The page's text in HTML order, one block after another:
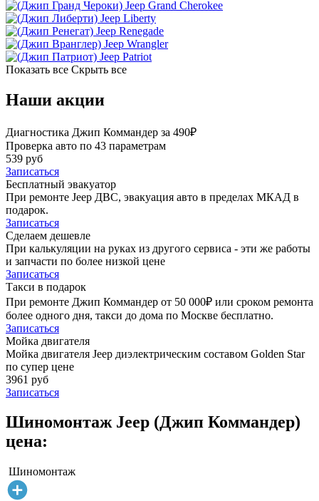
Jeep Grand Cherokee
Jeep Liberty
Jeep Renegade
Jeep Wrangler
Jeep Patriot
Показать все Скрыть все
Наши акции
Диагностика Джип Коммандер за 490₽
Проверка авто по 43 параметрам
539 руб
Записаться
Бесплатный эвакуатор
При ремонте Jeep ДВС, эвакуация авто в пределах МКАД в
подарок.
Записаться
Сделаем дешевле
При калькуляции на руках из другого сервиса - эти же работы
и запчасти по более низкой цене
Записаться
Такси в подарок
При ремонте Джип Коммандер от 50 000₽ или сроком ремонта
более одного дня, такси до дома по Москве бесплатно.
Записаться
Мойка двигателя
Мойка двигателя Jeep диэлектрическим составом Golden Star
по супер цене
3961 руб
Записаться
Шиномонтаж Jeep (Джип Коммандер)
цена:
Шиномонтаж